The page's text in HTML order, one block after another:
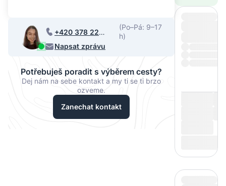
+420 378 220
068
(Po–Pá: 9–17
h)
Napsat zprávu
Potřebuješ poradit s výběrem cesty?
Dej nám na sebe kontakt a my ti se ti brzo
ozveme.
Zanechat kontakt